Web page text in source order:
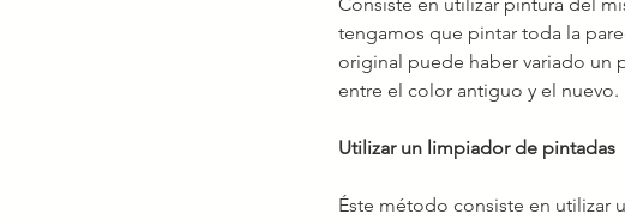
tengamos que pintar toda la
original puede haber variado un
entre el color antiguo y el nuevo.
Utilizar un limpiador de pintadas
Éste método consiste en utilizar